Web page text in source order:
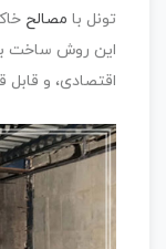
تونل با مصالح
این روش ساخت
اقتصادی، و